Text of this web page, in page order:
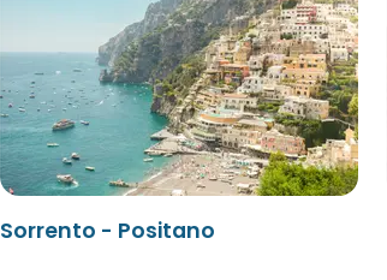
Sorrento - Positano